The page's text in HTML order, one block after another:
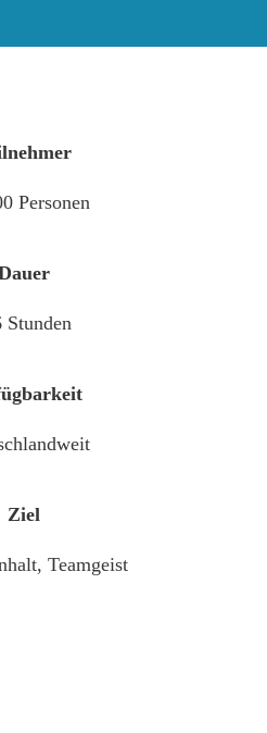
Personen
Stunden
Ziel
Teamgeist